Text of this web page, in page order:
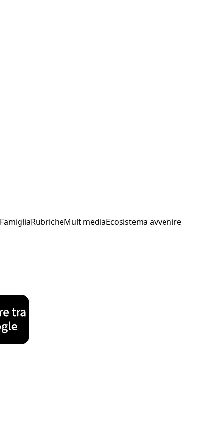
FamigliaRubricheMultimediaEcosistema avvenire